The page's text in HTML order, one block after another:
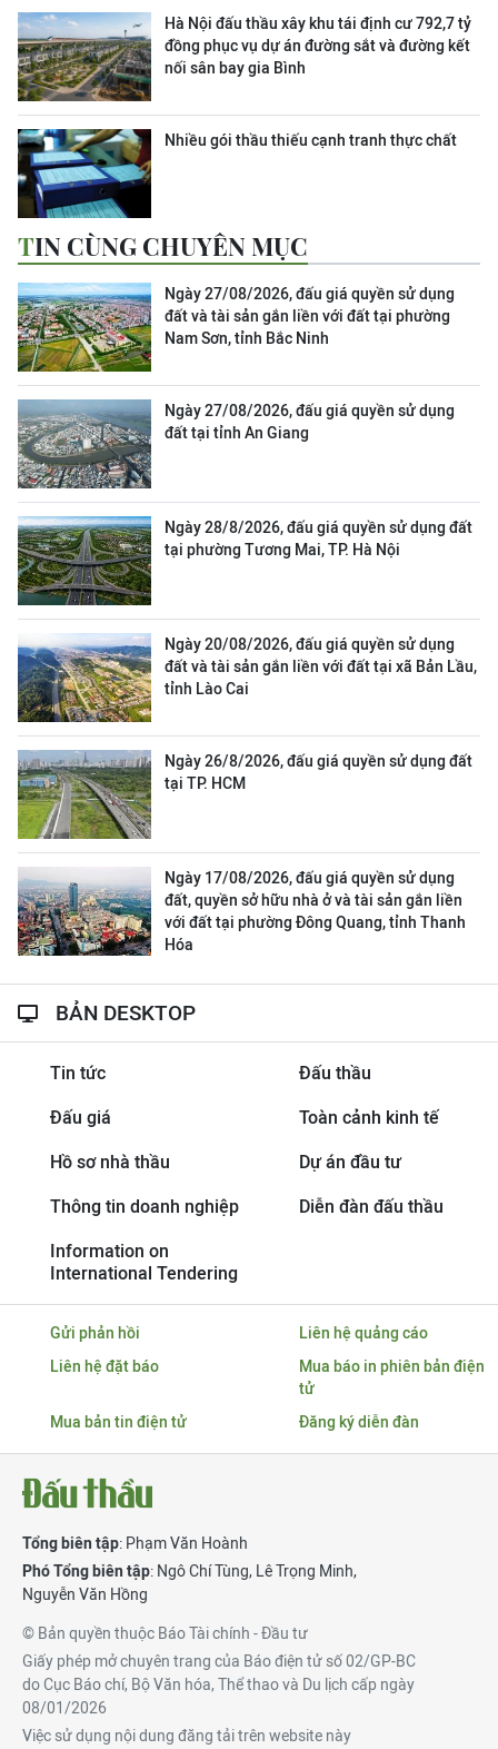
Hà Nội đấu thầu xây khu tái định cư 792,7 tỷ
đồng phục vụ dự án đường sắt và đường kết
nối sân bay gia Bình
Nhiều gói thầu thiếu cạnh tranh thực chất
TIN CÙNG CHUYÊN MỤC
Ngày 27/08/2026, đấu giá quyền sử dụng
đất và tài sản gắn liền với đất tại phường
Nam Sơn, tỉnh Bắc Ninh
Ngày 27/08/2026, đấu giá quyền sử dụng
đất tại tỉnh An Giang
Ngày 28/8/2026, đấu giá quyền sử dụng đất
tại phường Tương Mai, TP. Hà Nội
Ngày 20/08/2026, đấu giá quyền sử dụng
đất và tài sản gắn liền với đất tại xã Bản Lầu,
tỉnh Lào Cai
Ngày 26/8/2026, đấu giá quyền sử dụng đất
tại TP. HCM
Ngày 17/08/2026, đấu giá quyền sử dụng
đất, quyền sở hữu nhà ở và tài sản gắn liền
với đất tại phường Đông Quang, tỉnh Thanh
Hóa
BẢN DESKTOP
Tin tức Đấu thầu
Đấu giá Toàn cảnh kinh tế
Hồ sơ nhà thầu Dự án đầu tư
Thông tin doanh nghiệp Diễn đàn đấu thầu
Information on
International Tendering
Gửi phản hồi
Liên hệ quảng cáo
Liên hệ đặt báo
Mua báo in phiên bản điện
tử
Mua bản tin điện tử
Đăng ký diễn đàn
Tổng biên tập: Phạm Văn Hoành
Phó Tổng biên tập: Ngô Chí Tùng, Lê Trọng Minh,
Nguyễn Văn Hồng
© Bản quyền thuộc Báo Tài chính - Đầu tư
Giấy phép mở chuyên trang của Báo điện tử số 02/GP-BC
do Cục Báo chí, Bộ Văn hóa, Thể thao và Du lịch cấp ngày
08/01/2026
Việc sử dụng nội dung đăng tải trên website này